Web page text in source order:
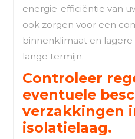
energie-efficiëntie van
ook zorgen voor een
binnenklimaat en
lange termijn.
Controleer
eventuele
verzakkingen
isolatielaag.